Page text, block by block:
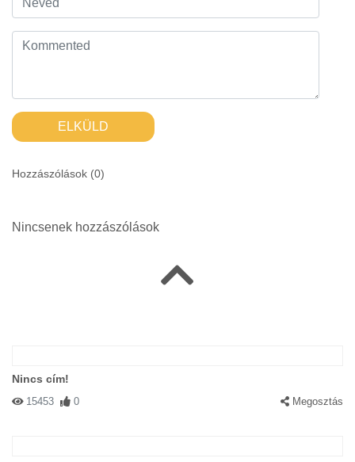
ELKÜLD
Hozzászólások (0)
Nincsenek hozzászólások
Nincs cím!
15453 0 Megosztás